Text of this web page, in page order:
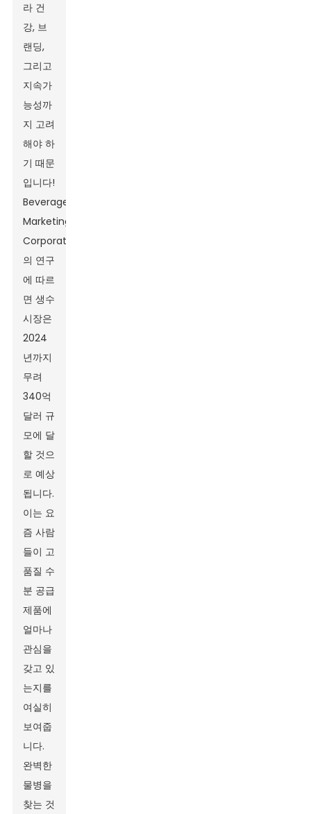
라 건
강, 브
랜딩,
그리고
지속가
능성까
지 고려
해야 하
기 때문
입니다!
Beverage
Marketing
Corporation
의 연구
에 따르
면 생수
시장은
2024
년까지
무려
340억
달러 규
모에 달
할 것으
로 예상
됩니다.
이는 요
즘 사람
들이 고
품질 수
분 공급
제품에
얼마나
관심을
갖고 있
는지를
여실히
보여줍
니다.
완벽한
물병을
찾는 것